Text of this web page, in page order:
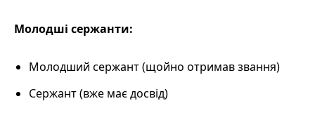
Молодші сержанти:
Молодший сержант (щойно отримав звання)
Сержант (вже має досвід)